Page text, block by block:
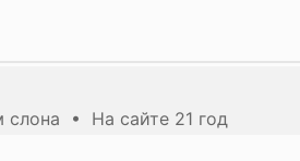
слона • На сайте 21 год